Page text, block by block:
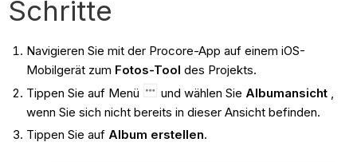
Schritte
Navigieren Sie mit der Procore-App auf einem iOS-
Mobilgerät zum Fotos-Tool des Projekts.
Tippen Sie auf Menü
und wählen Sie Albumansicht ,
wenn Sie sich nicht bereits in dieser Ansicht befinden.
Tippen Sie auf Album erstellen.